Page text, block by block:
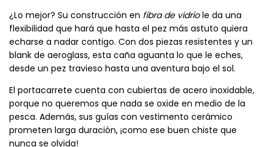
¿Lo mejor? Su construcción en fibra de vidriole da una
flexibilidad que hará que hasta el pez más astuto quiera
echarse a nadar contigo. Con dos piezas resistentes y un
blank de aeroglass, esta caña aguanta lo que le eches,
desde un pez travieso hasta una aventura bajo el sol.
El portacarrete cuenta con cubiertas de acero inoxidable,
porque no queremos que nada se oxide en medio de la
pesca. Además, sus guías con vestimento cerámico
prometen larga duración, ¡como ese buen chiste que
nunca se olvida!